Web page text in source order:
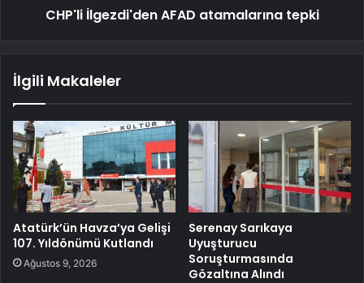
CHP'li İlgezdi'den AFAD atamalarına tepki
İlgili Makaleler
Atatürk’ün Havza’ya Gelişi
107. Yıldönümü Kutlandı
Ağustos 9, 2026
Serenay Sarıkaya
Uyuşturucu
Soruşturmasında
Gözaltına Alındı